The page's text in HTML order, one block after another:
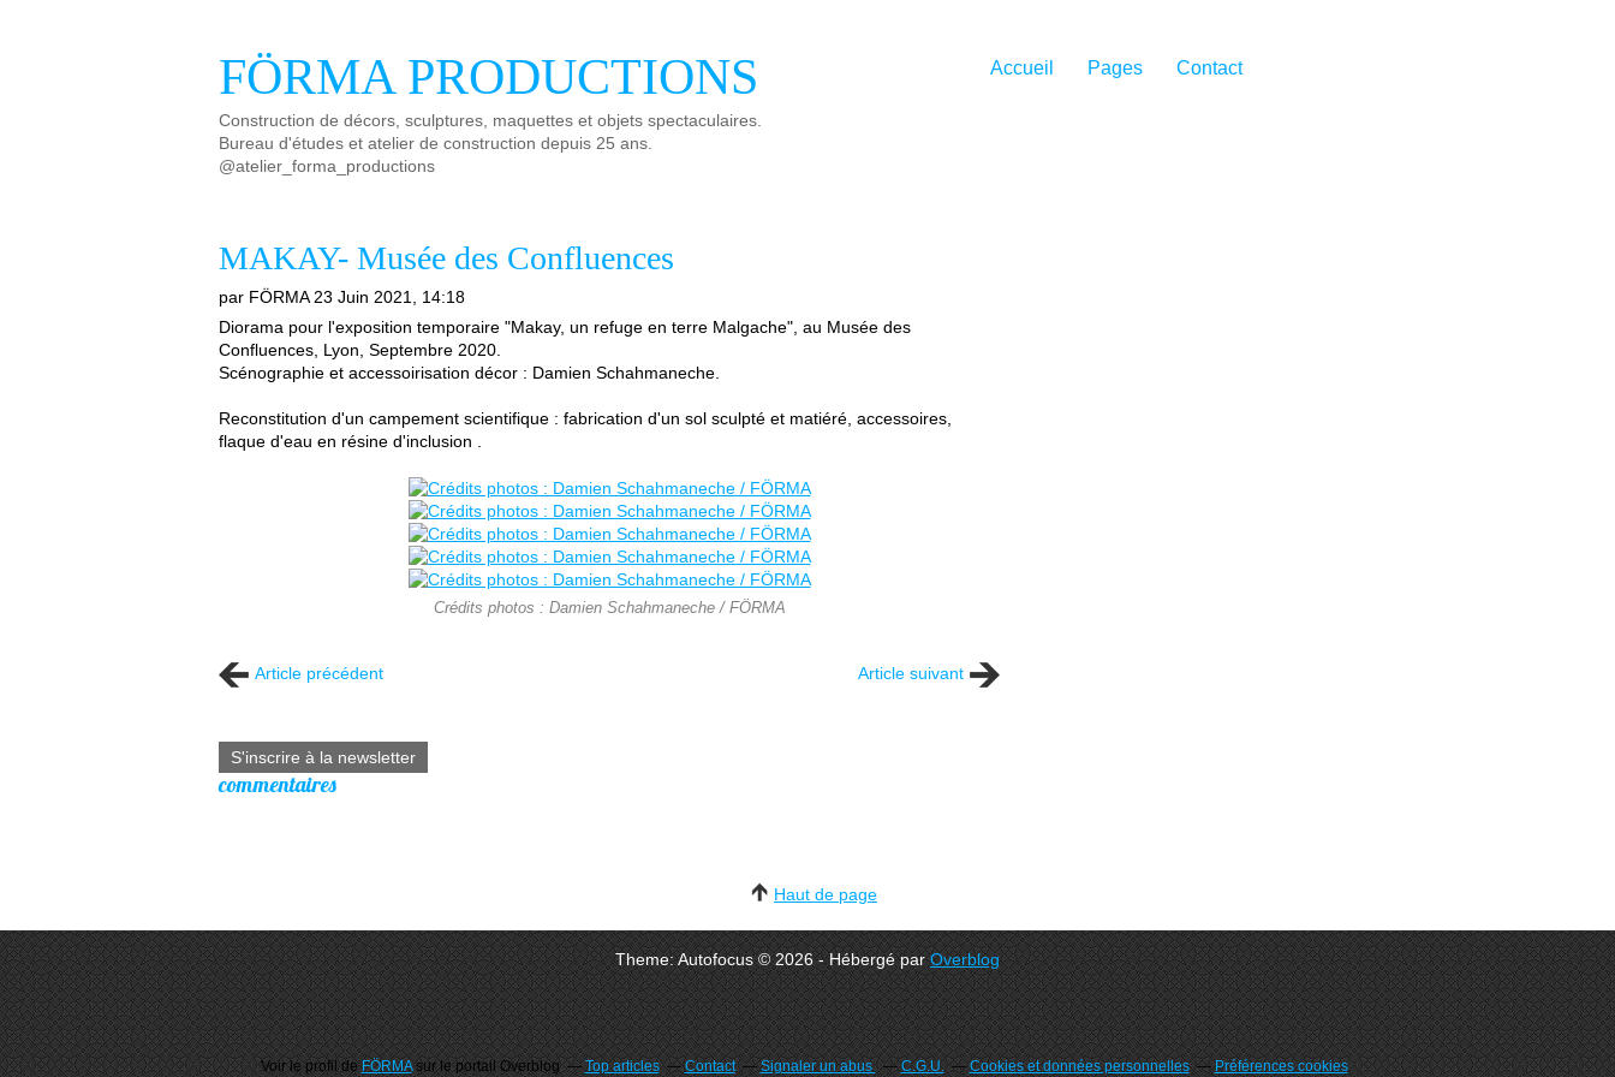
FÖRMA PRODUCTIONS
Construction de décors, sculptures, maquettes et objets spectaculaires.
Bureau d'études et atelier de construction depuis 25 ans.
@atelier_forma_productions
Accueil Pages Contact
MAKAY- Musée des Confluences
par FÖRMA 23 Juin 2021, 14:18
Diorama pour l'exposition temporaire "Makay, un refuge en terre Malgache", au Musée des
Confluences, Lyon, Septembre 2020.
Scénographie et accessoirisation décor : Damien Schahmaneche.
Reconstitution d'un campement scientifique : fabrication d'un sol sculpté et matiéré, accessoires,
flaque d'eau en résine d'inclusion .
Crédits photos : Damien Schahmaneche / FÖRMA
Article précédent Article suivant
S'inscrire à la newsletter
commentaires
Haut de page
Theme: Autofocus © 2026 - Hébergé parOverblog
Voir le profil deFÖRMAsur le portail Overblog Top articles Contact Signaler un abus C.G.U. Cookies et données personnelles Préférences cookies